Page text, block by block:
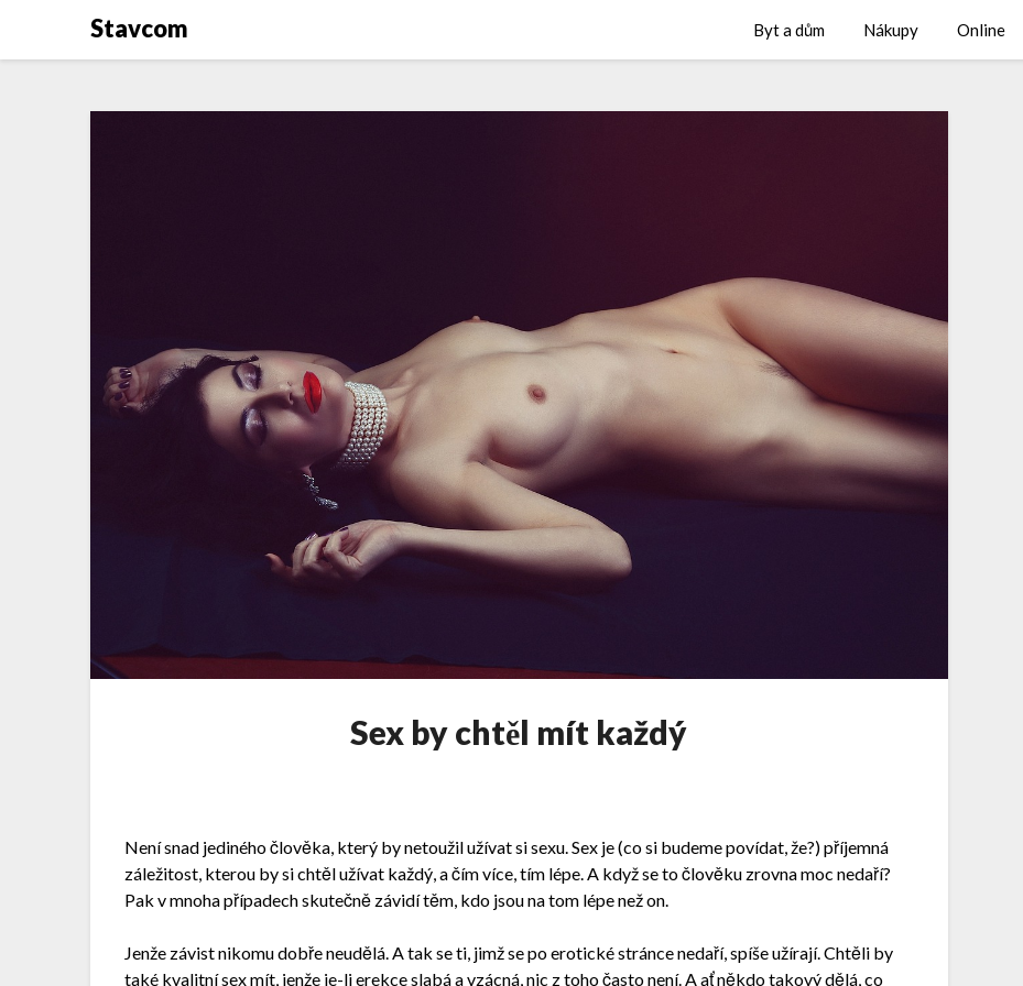
Stavcom Byt a dům Nákupy Online
Sex by chtěl mít každý
Není snad jediného člověka, který by netoužil užívat si sexu. Sex je (co si budeme povídat, že?) příjemná
záležitost, kterou by si chtěl užívat každý, a čím více, tím lépe. A když se to člověku zrovna moc nedaří?
Pak v mnoha případech skutečně závidí těm, kdo jsou na tom lépe než on.
Jenže závist nikomu dobře neudělá. A tak se ti, jimž se po erotické stránce nedaří, spíše užírají. Chtěli by
také kvalitní sex mít, jenže je-li erekce slabá a vzácná, nic z toho často není. A ať někdo takový dělá, co